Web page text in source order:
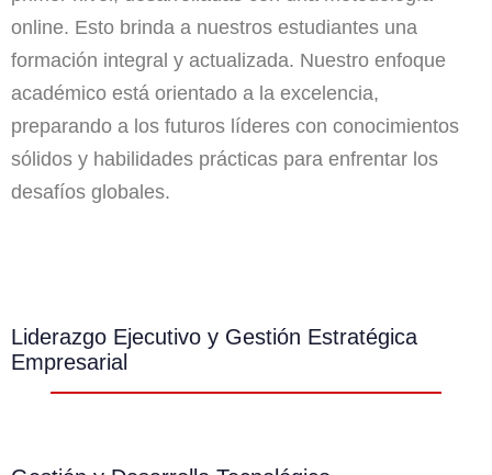
online. Esto brinda a nuestros estudiantes una
formación integral y actualizada. Nuestro enfoque
académico está orientado a la excelencia,
preparando a los futuros líderes con conocimientos
sólidos y habilidades prácticas para enfrentar los
desafíos globales.
Liderazgo Ejecutivo y Gestión Estratégica
Empresarial